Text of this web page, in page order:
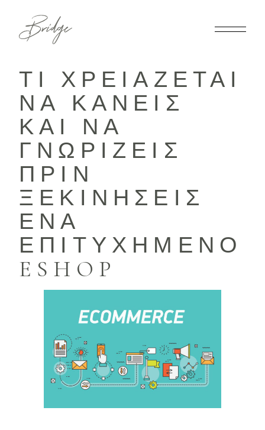
ΤΙ ΧΡΕΙΑΖΕΤΑΙ
ΝΑ ΚΑΝΕΙΣ
ΚΑΙ ΝΑ
ΓΝΩΡΙΖΕΙΣ
ΠΡΙΝ
ΞΕΚΙΝΗΣΕΙΣ
ΕΝΑ
ΕΠΙΤΥΧΗΜΕΝΟ
ESHOP